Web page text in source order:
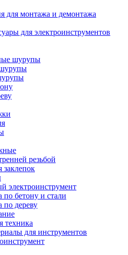
для монтажа и демонтажа
для электроинструментов
шурупы
резьбой
заклепок
электроинструмент
по бетону и стали
по дереву
техника
для инструментов